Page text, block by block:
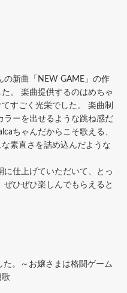
の新曲「NEW GAME」の作
。 楽曲提供するのはめちゃ
すごく光栄でした。 楽曲制
ラーを出せるような跳ね感だ
ちゃんだからこそ歌える、
素直さを詰め込んだような
に仕上げていただいて、とっ
ひぜひ楽しんでもらえると
た。～お嬢さまは格闘ゲーム